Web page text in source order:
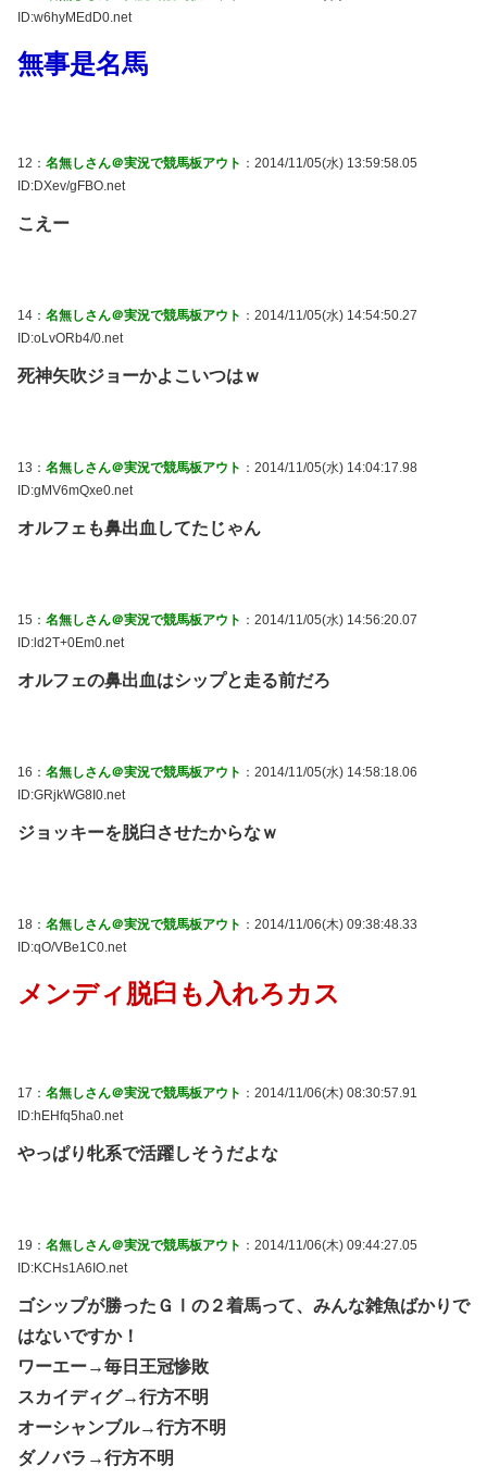
ID:w6hyMEdD0.net
無事是名馬
12： 名無しさん＠実況で競馬板アウト ：2014/11/05(水) 13:59:58.05
ID:DXev/gFBO.net
こえー
14： 名無しさん＠実況で競馬板アウト ：2014/11/05(水) 14:54:50.27
ID:oLvORb4/0.net
死神矢吹ジョーかよこいつはｗ
13： 名無しさん＠実況で競馬板アウト ：2014/11/05(水) 14:04:17.98
ID:gMV6mQxe0.net
オルフェも鼻出血してたじゃん
15： 名無しさん＠実況で競馬板アウト ：2014/11/05(水) 14:56:20.07
ID:ld2T+0Em0.net
オルフェの鼻出血はシップと走る前だろ
16： 名無しさん＠実況で競馬板アウト ：2014/11/05(水) 14:58:18.06
ID:GRjkWG8I0.net
ジョッキーを脱臼させたからなｗ
18： 名無しさん＠実況で競馬板アウト ：2014/11/06(木) 09:38:48.33
ID:qO/VBe1C0.net
メンディ脱臼も入れろカス
17： 名無しさん＠実況で競馬板アウト ：2014/11/06(木) 08:30:57.91
ID:hEHfq5ha0.net
やっぱり牝系で活躍しそうだよな
19： 名無しさん＠実況で競馬板アウト ：2014/11/06(木) 09:44:27.05
ID:KCHs1A6IO.net
ゴシップが勝ったＧⅠの２着馬って、みんな雑魚ばかりで
はないですか！
ワーエー→毎日王冠惨敗
スカイディグ→行方不明
オーシャンブル→行方不明
ダノバラ→行方不明